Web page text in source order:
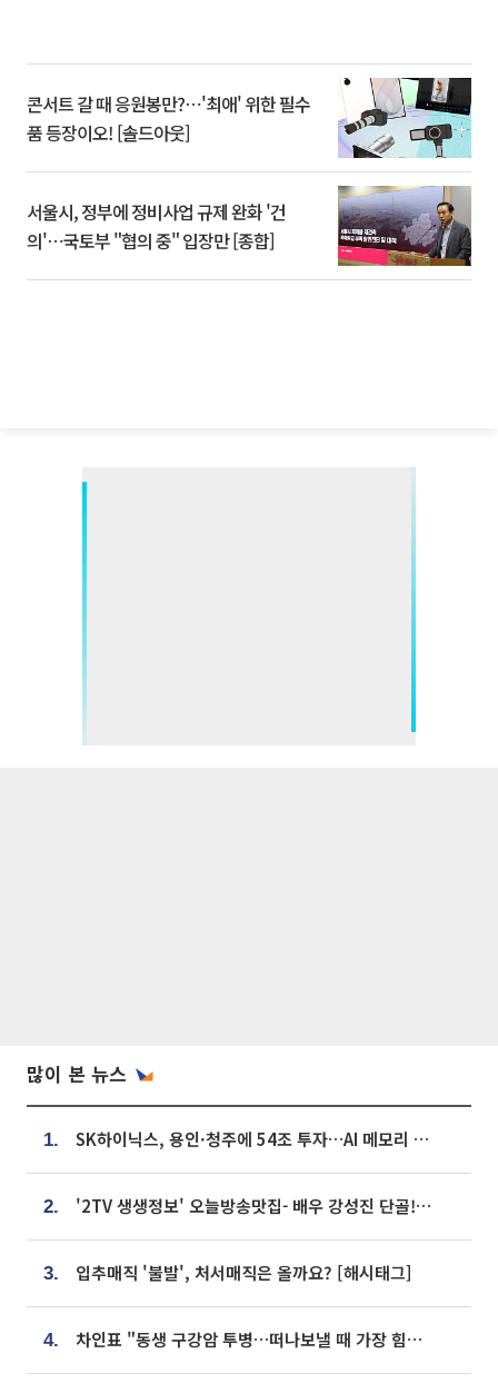
콘서트 갈 때 응원봉만?⋯'최애' 위한 필수
품 등장이오! [솔드아웃]
서울시, 정부에 정비사업 규제 완화 '건
의'⋯국토부 "협의 중" 입장만 [종합]
많이 본 뉴스
1. SK하이닉스, 용인·청주에 54조 투자…AI 메모리 생산기지 키운다
2. '2TV 생생정보' 오늘방송맛집- 배우 강성진 단골! 쌀국수ㆍ푸팟퐁 커리 맛집 '블○○○'
3. 입추매직 '불발', 처서매직은 올까요? [해시태그]
4. 차인표 "동생 구강암 투병…떠나보낼 때 가장 힘들었다”